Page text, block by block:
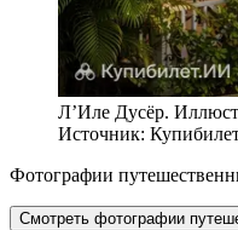
Л’Иле Дусёр.
Источник:
Фотографии
Смотреть фотографии